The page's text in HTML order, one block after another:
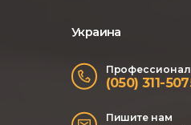
Украина
(050) 311-
Пишите нам